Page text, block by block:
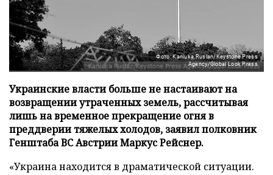
Фото: Kaniuka Ruslan/Keystone Press
Agency/Global Look Press
Украинские власти больше не настаивают на
возвращении утраченных земель, рассчитывая
лишь на временное прекращение огня в
преддверии тяжелых холодов, заявил полковник
Генштаба ВС Австрии Маркус Рейснер.
«Украина находится в драматической ситуации.